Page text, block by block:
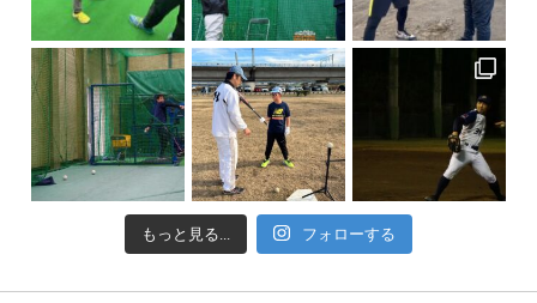
もっと見る... フォローする